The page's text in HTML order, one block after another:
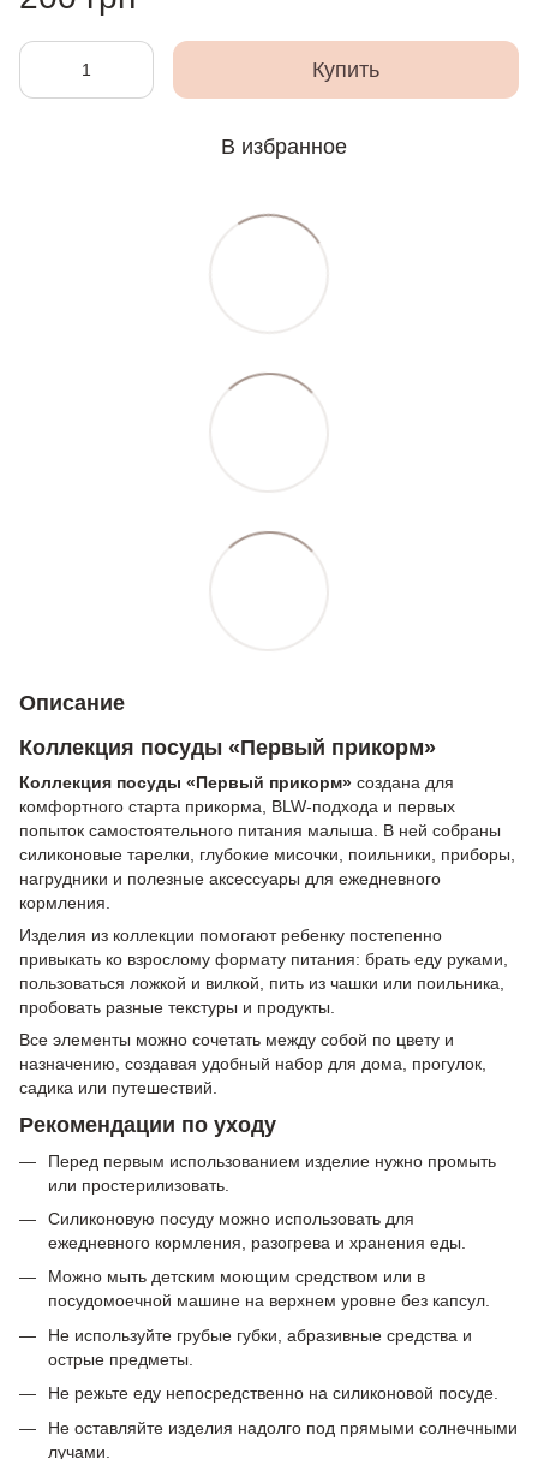
Купить
В избранное
Описание
Коллекция посуды «Первый прикорм»
Коллекция посуды «Первый прикорм» создана для
комфортного старта прикорма, BLW-подхода и первых
попыток самостоятельного питания малыша. В ней собраны
силиконовые тарелки, глубокие мисочки, поильники, приборы,
нагрудники и полезные аксессуары для ежедневного
кормления.
Изделия из коллекции помогают ребенку постепенно
привыкать ко взрослому формату питания: брать еду руками,
пользоваться ложкой и вилкой, пить из чашки или поильника,
пробовать разные текстуры и продукты.
Все элементы можно сочетать между собой по цвету и
назначению, создавая удобный набор для дома, прогулок,
садика или путешествий.
Рекомендации по уходу
Перед первым использованием изделие нужно промыть
или простерилизовать.
Силиконовую посуду можно использовать для
ежедневного кормления, разогрева и хранения еды.
Можно мыть детским моющим средством или в
посудомоечной машине на верхнем уровне без капсул.
Не используйте грубые губки, абразивные средства и
острые предметы.
Не режьте еду непосредственно на силиконовой посуде.
Не оставляйте изделия надолго под прямыми солнечными
лучами.